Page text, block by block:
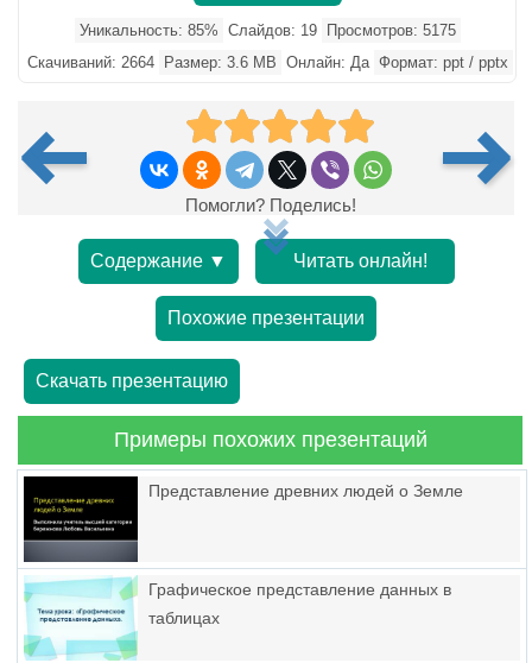
Уникальность: 85% Слайдов: 19
Просмотров: 5175
Скачиваний: 2664
Размер: 3.6 MB Онлайн: Да Формат: ppt / pptx
Помогли? Поделись!
Содержание ▼ Читать онлайн!
Похожие презентации
Скачать презентацию
Примеры похожих презентаций
Представление древних людей о Земле
Графическое представление данных в
таблицах